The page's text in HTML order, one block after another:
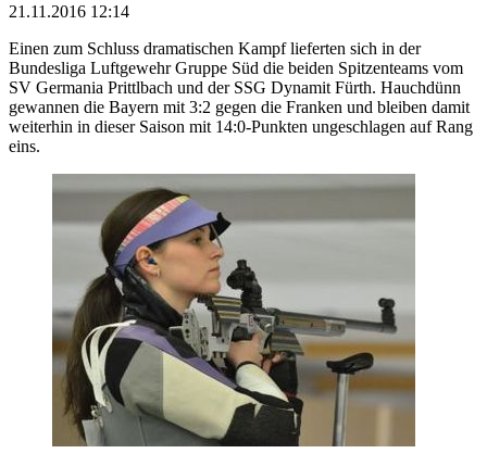
21.11.2016 12:14
Einen zum Schluss dramatischen Kampf lieferten sich in der
Bundesliga Luftgewehr Gruppe Süd die beiden Spitzenteams vom
SV Germania Prittlbach und der SSG Dynamit Fürth. Hauchdünn
gewannen die Bayern mit 3:2 gegen die Franken und bleiben damit
weiterhin in dieser Saison mit 14:0-Punkten ungeschlagen auf Rang
eins.